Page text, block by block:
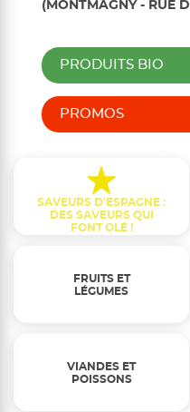
(MONTMAGNY - RUE
PRODUITS BIO
PROMOS
SAVEURS D'ESPAGNE :
DES SAVEURS QUI
FONT OLÉ !
FRUITS ET
LÉGUMES
VIANDES ET
POISSONS